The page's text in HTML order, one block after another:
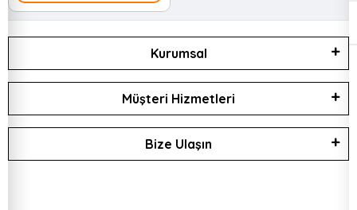
Kurumsal
Müşteri Hizmetleri
Bize Ulaşın